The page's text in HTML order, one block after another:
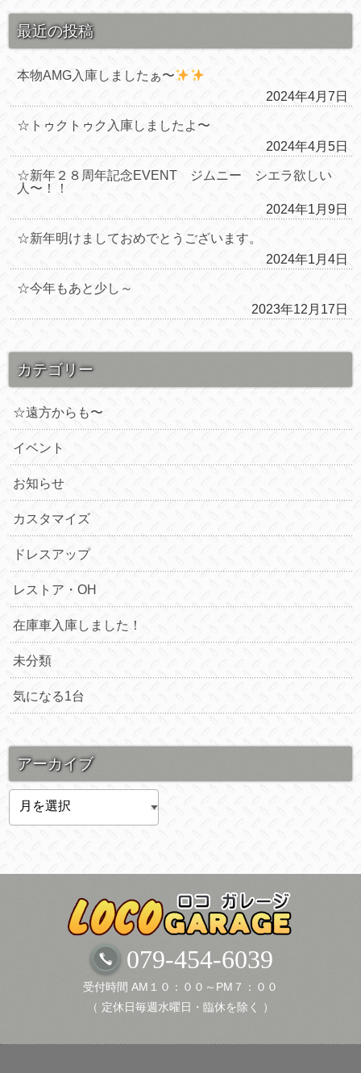
最近の投稿
本物AMG入庫しましたぁ〜
2024年4月7日
☆トゥクトゥク入庫しましたよ〜
2024年4月5日
☆新年２８周年記念EVENT ジムニー シエラ欲しい
人〜！！
2024年1月9日
☆新年明けましておめでとうございます。
2024年1月4日
☆今年もあと少し～
2023年12月17日
カテゴリー
☆遠方からも〜
イベント
お知らせ
カスタマイズ
ドレスアップ
レストア・OH
在庫車入庫しました！
未分類
気になる1台
アーカイブ
ブ
079-454-6039
受付時間 AM１０：００～PM７：００
（ 定休日毎週水曜日・臨休を除く ）